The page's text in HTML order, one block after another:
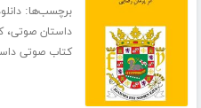
برچسب‌ها:
داستان صوتی،
کتاب صوتی